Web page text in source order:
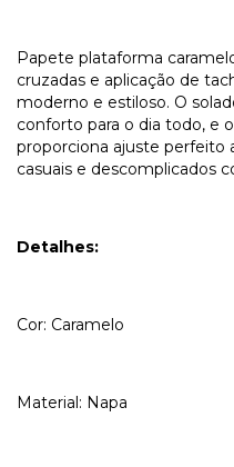
Papete plataforma
cruzadas e aplicação de
moderno e estiloso. O
conforto para o dia todo, e
proporciona ajuste perfeito
casuais e descomplicados
Detalhes:
Cor: Caramelo
Material: Napa